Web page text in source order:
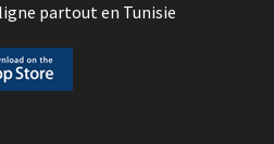
partout en Tunisie